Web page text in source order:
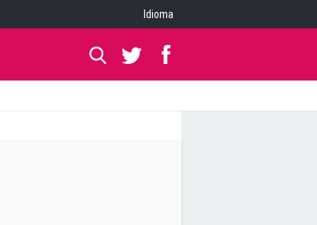
Idioma